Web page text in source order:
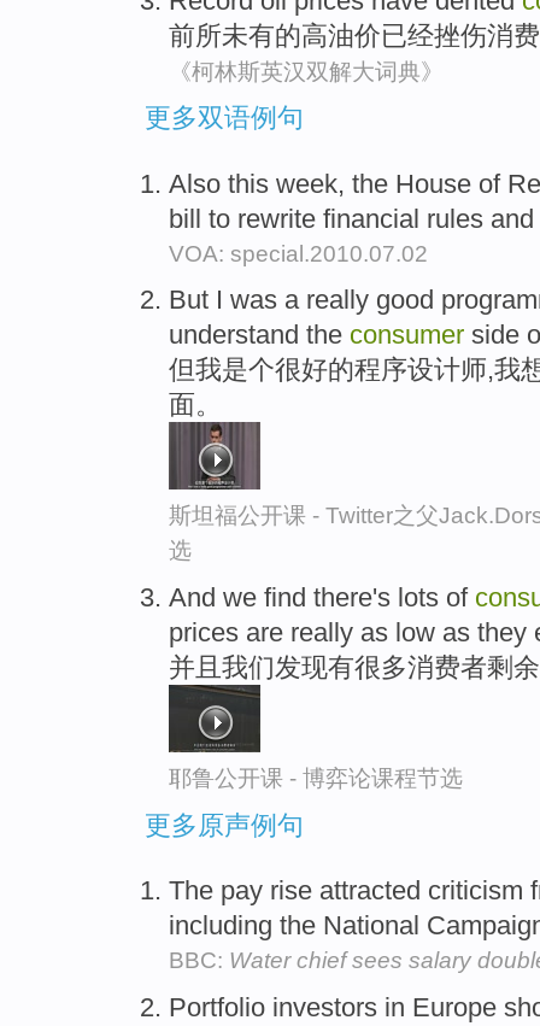
前所未有的高油价已经挫伤消
《柯林斯英汉双解大词典》
更多双语例句
Also this week, the House of
bill to rewrite financial rules
VOA: special.2010.07.02
But I was a really good
understand the consumer side
但我是个很好的程序设计师,我
面。
斯坦福公开课 - Twitter之父
选
And we find there's lots of
prices are really as low as they
并且我们发现有很多消费者剩
耶鲁公开课 - 博弈论课程节选
更多原声例句
The pay rise attracted criticism
including the National
BBC: Water chief sees salary
Portfolio investors in Europe